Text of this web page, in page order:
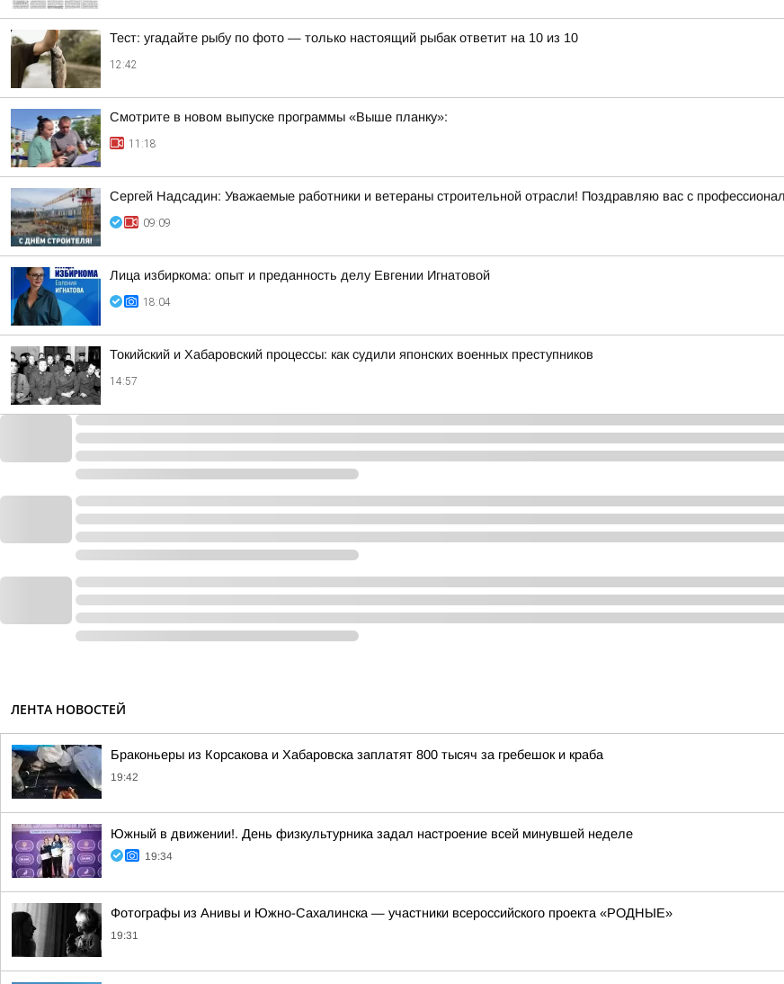
Тест: угадайте рыбу по фото — только настоящий рыбак ответит на 10 из 10
12:42
Смотрите в новом выпуске программы «Выше планку»:
11:18
Сергей Надсадин: Уважаемые работники и ветераны строительной отрасли! Поздравляю вас с
09:09
Лица избиркома: опыт и преданность делу Евгении Игнатовой
18:04
Токийский и Хабаровский процессы: как судили японских военных преступников
14:57
ЛЕНТА НОВОСТЕЙ
Браконьеры из Корсакова и Хабаровска заплатят 800 тысяч за гребешок и краба
19:42
Южный в движении!. День физкультурника задал настроение всей минувшей неделе
19:34
Фотографы из Анивы и Южно-Сахалинска — участники всероссийского проекта «РОДНЫЕ»
19:31